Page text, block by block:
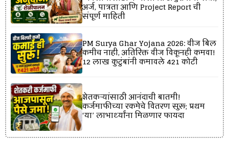
अर्ज, पात्रता आणि Project Report ची
संपूर्ण माहिती
PM Surya Ghar Yojana 2026: वीज बिल
कमीच नाही, अतिरिक्त वीज विकूनही कमवा!
12 लाख कुटुंबांनी कमावले ₹421 कोटी
शेतकऱ्यांसाठी आनंदाची बातमी!
कर्जमाफीच्या रकमेचे वितरण सुरू; प्रथम
‘या’ लाभार्थ्यांना मिळणार फायदा